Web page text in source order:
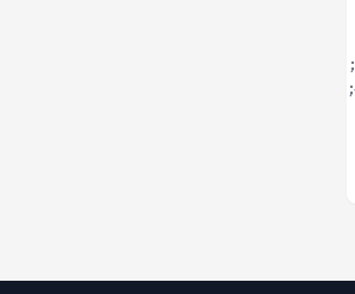
&#1610;&#1606;&#1591;&#1604;&#1602;
&#1606;&#1601;&#1608;&#1580;&#1610;